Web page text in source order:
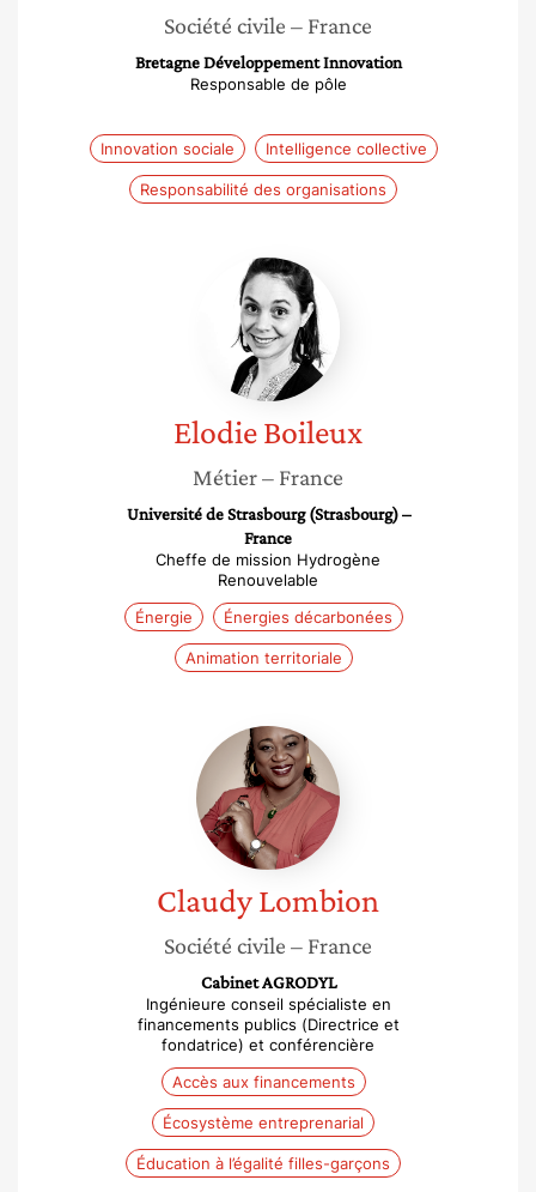
Société civile – France
Bretagne Développement Innovation
Responsable de pôle
Innovation sociale Intelligence collective
Responsabilité des organisations
Elodie
Boileux
ElodieBoileux
Métier– France
Université de Strasbourg (Strasbourg) –
France
Cheffe de mission Hydrogène
Renouvelable
Énergie
Énergies décarbonées
Animation territoriale
Claudy
Lombion
ClaudyLombion
Société civile – France
Cabinet AGRODYL
Ingénieure conseil spécialiste en
financements publics (Directrice et
fondatrice) et conférencière
Accès aux financements
Écosystème entreprenarial
Éducation à l’égalité filles-garçons